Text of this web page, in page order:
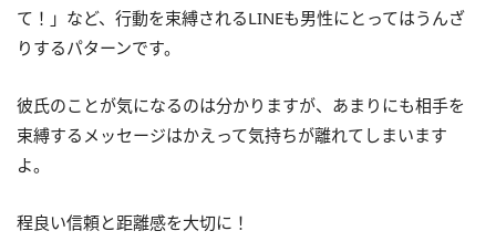
て！」など、行動を束縛されるLINEも男性にとってはうんざ
りするパターンです。
彼氏のことが気になるのは分かりますが、あまりにも相手を
束縛するメッセージはかえって気持ちが離れてしまいます
よ。
程良い信頼と距離感を大切に！